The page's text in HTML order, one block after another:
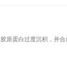
原蛋白过度沉积，并